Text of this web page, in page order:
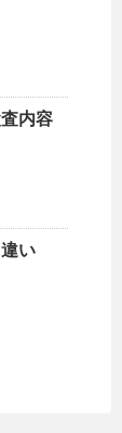
内容
い